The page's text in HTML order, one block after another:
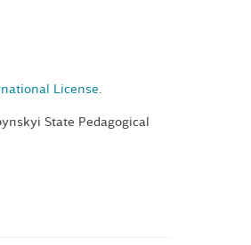
License
State Pedagogical